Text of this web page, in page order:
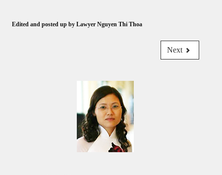
Edited and posted up by Lawyer Nguyen Thi Thoa
Next